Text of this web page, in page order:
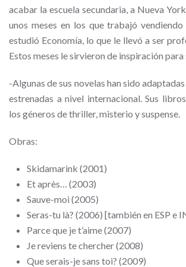
acabar la escuela secundaria, a Nueva York.
unos meses en los que trabajó
estudió Economía, lo que le llevó a ser
Estos meses le sirvieron de inspiración para
-Algunas de sus novelas han sido
estrenadas a nivel internacional. Sus
los géneros de thriller, misterio y suspense.
Obras:
Skidamarink (2001)
Et après… (2003)
Sauve-moi (2005)
Seras-tu là? (2006) [también en ESP e
Parce que je t’aime (2007)
Je reviens te chercher (2008)
Que serais-je sans toi? (2009)